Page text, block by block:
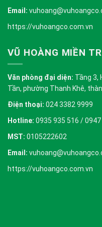
Email:
https://vuhoangco.com.vn
VŨ HOÀNG MIỀN
Văn phòng đại diện: Tầng 3,
Tần, phường Thanh Khê,
Điện thoại: 024 3382 9999
Hotline: 0935 935 516 /
MST: 0105222602
Email:
https://vuhoangco.com.vn